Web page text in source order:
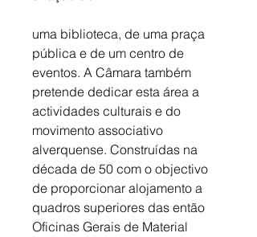
uma biblioteca, de uma praça
pública e de um centro de
eventos. A Câmara também
pretende dedicar esta área a
actividades culturais e do
movimento associativo
alverquense. Construídas na
década de 50 com o objectivo
de proporcionar alojamento a
quadros superiores das então
Oficinas Gerais de Material